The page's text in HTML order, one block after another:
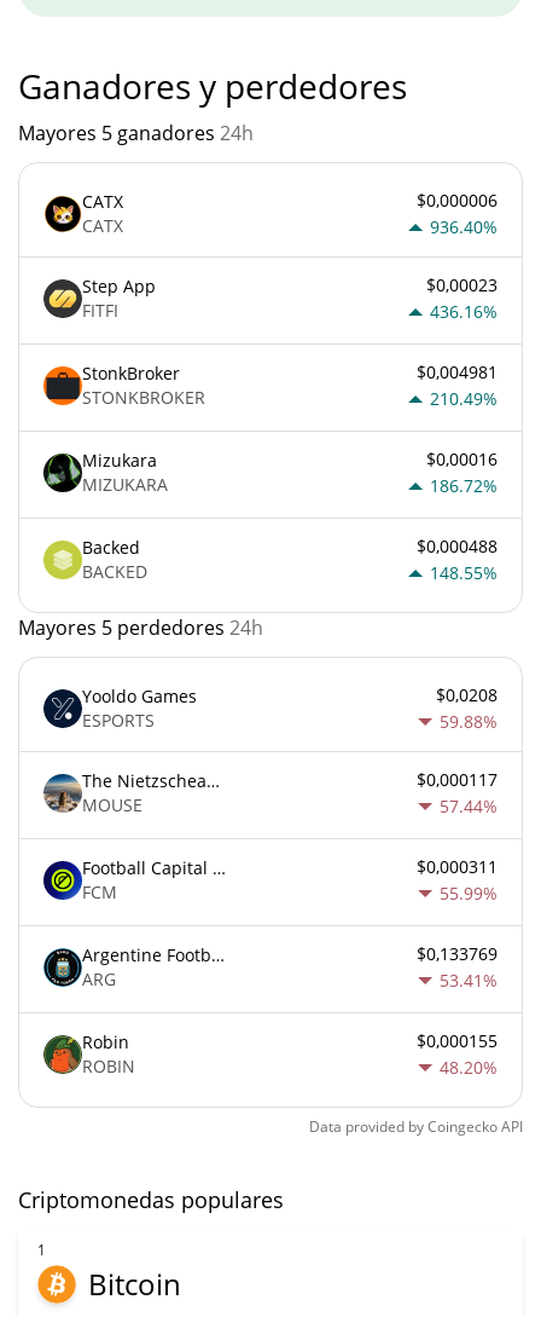
Ganadores y perdedores
Mayores 5 ganadores 24h
CATX
CATX
$0,000006
936.40%
Step App
FITFI
$0,00023
436.16%
StonkBroker
STONKBROKER
$0,004981
210.49%
Mizukara
MIZUKARA
$0,00016
186.72%
Backed
BACKED
$0,000488
148.55%
Mayores 5 perdedores 24h
Yooldo Games
ESPORTS
$0,0208
59.88%
The Nietzschean Mouse
MOUSE
$0,000117
57.44%
Football Capital Markets
FCM
$0,000311
55.99%
Argentine Football Association Fan Token
ARG
$0,133769
53.41%
Robin
ROBIN
$0,000155
48.20%
Data provided byCoingeckoAPI
Criptomonedas populares
1
Bitcoin